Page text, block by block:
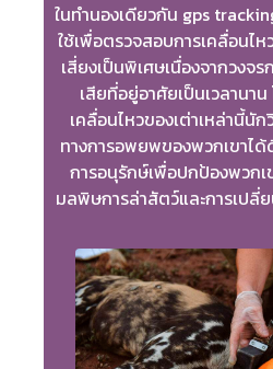
ในทำนองเดียวกัน gps
ใช้เพื่อตรวจสอบการเคลื่อนไห
เสี่ยงเป็นพิเศษเนื่องจากวงจ
เสียที่อยู่อาศัยเป็นเวลานา
เคลื่อนไหวของเต่าเหล่านี้นัก
ทางการอพยพของพวกเขา
การอนุรักษ์เพื่อปกป้องพวกเ
มลพิษการล่าสัตว์และการเป